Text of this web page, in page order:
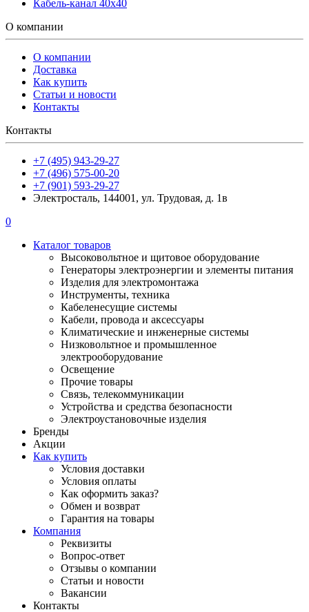
Кабель-канал 40х40
О компании
О компании
Доставка
Как купить
Статьи и новости
Контакты
Контакты
+7 (495) 943-29-27
+7 (496) 575-00-20
+7 (901) 593-29-27
Электросталь, 144001, ул. Трудовая, д. 1в
0
Каталог товаров
Высоковольтное и щитовое оборудование
Генераторы электроэнергии и элементы питания
Изделия для электромонтажа
Инструменты, техника
Кабеленесущие системы
Кабели, провода и аксессуары
Климатические и инженерные системы
Низковольтное и промышленное
электрооборудование
Освещение
Прочие товары
Связь, телекоммуникации
Устройства и средства безопасности
Электроустановочные изделия
Бренды
Акции
Как купить
Условия доставки
Условия оплаты
Как оформить заказ?
Обмен и возврат
Гарантия на товары
Компания
Реквизиты
Вопрос-ответ
Отзывы о компании
Статьи и новости
Вакансии
Контакты